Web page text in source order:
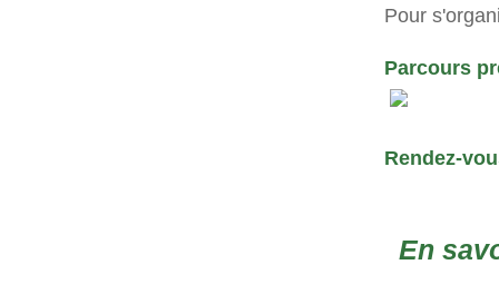
Pour
Parcours
Rendez-
En